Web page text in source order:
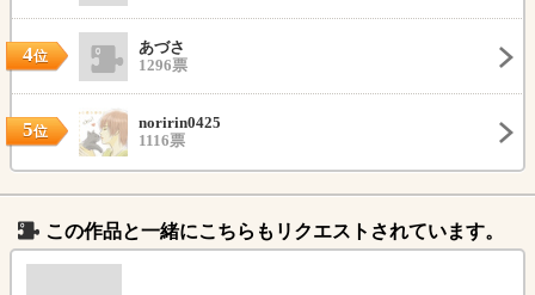
4位
あづさ
1296票
5位
noririn0425
1116票
この作品と一緒にこちらもリクエストされています。